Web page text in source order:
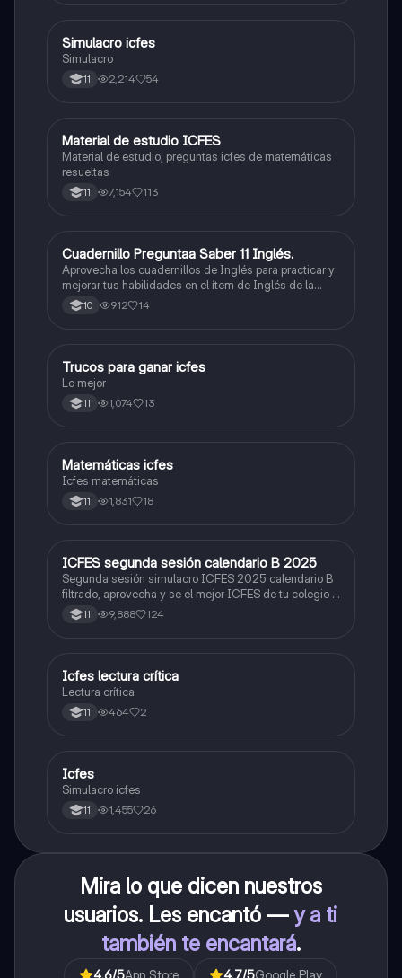
ICFES: Lectura Crítica
Simulacro icfes
Simulacro
11 2,214 54
ICFES: Matemáticas
Material de estudio ICFES
Material de estudio, preguntas icfes de matemáticas
resueltas
11 7,154 113
ICFES: Inglés
Cuadernillo Preguntaa Saber 11 Inglés.
Aprovecha los cuadernillos de Inglés para practicar y
mejorar tus habilidades en el ítem de Inglés de la
Prueba Saber 11. 🫡
10 912 14
Química
Trucos para ganar icfes
Lo mejor
11 1,074 13
ICFES: Matemáticas
Matemáticas icfes
Icfes matemáticas
11 1,831 18
ICFES: Lectura Crítica
ICFES segunda sesión calendario B 2025
Segunda sesión simulacro ICFES 2025 calendario B
filtrado, aprovecha y se el mejor ICFES de tu colegio y
poder ingresar a universidad, y estudiar aquella
carrera con la que tanto sueñas.
11 9,888 124
Lengua Castellana
Icfes lectura crítica
Lectura crítica
11 464 2
ICFES: Sociales y Ciudadanas
Icfes
Simulacro icfes
11 1,455 26
Mira lo que dicen nuestros
usuarios. Les encantó —y a ti
también te encantará.